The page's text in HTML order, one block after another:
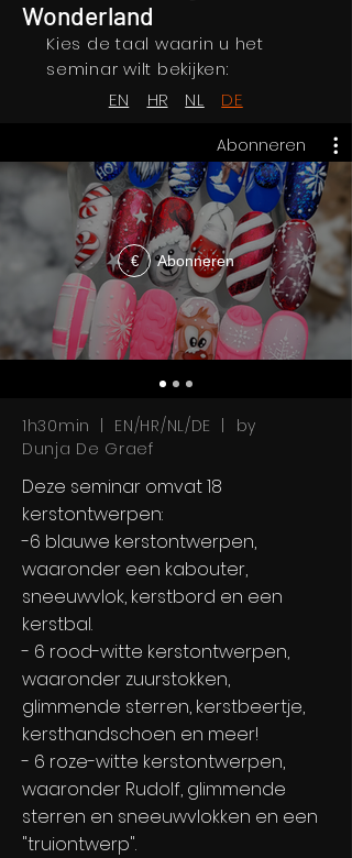
Wonderland
Kies de taal waarin u het
seminar wilt bekijken:
EN
HR NL DE
Abonneren
€ Abonneren
1h30min | EN/HR/NL/DE | by
Dunja De Graef
Deze seminar omvat 18
kerstontwerpen:
-6 blauwe kerstontwerpen,
waaronder een kabouter,
sneeuwvlok, kerstbord en een
kerstbal.
- 6 rood-witte kerstontwerpen,
waaronder zuurstokken,
glimmende sterren, kerstbeertje,
kersthandschoen en meer!
- 6 roze-witte kerstontwerpen,
waaronder Rudolf, glimmende
sterren en sneeuwvlokken en een
"truiontwerp".